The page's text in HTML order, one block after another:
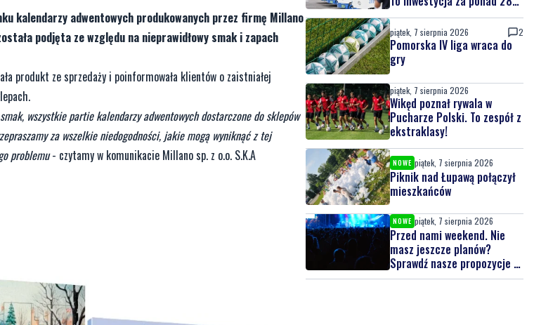
kalendarzy adwentowych produkowanych przez firmę Millano
podjęta ze względu na nieprawidłowy smak i zapach
produkt ze sprzedaży i poinformowała klientów o zaistniałej
wszystkie partie kalendarzy adwentowych dostarczone do sklepów
za wszelkie niedogodności, jakie mogą wyniknąć z tej
problemu- czytamy w komunikacie Millano sp. z o.o. S.K.A
mln zł
piątek, 7 sierpnia 2026 2
Pomorska IV liga wraca do
gry
piątek, 7 sierpnia 2026
Wikęd poznał rywala w
Pucharze Polski. To zespół z
ekstraklasy!
NOWE piątek, 7 sierpnia 2026
Piknik nad Łupawą połączył
mieszkańców
NOWE piątek, 7 sierpnia 2026
Przed nami weekend. Nie
masz jeszcze planów?
Sprawdź nasze propozycje w
powiecie wejherowskim i